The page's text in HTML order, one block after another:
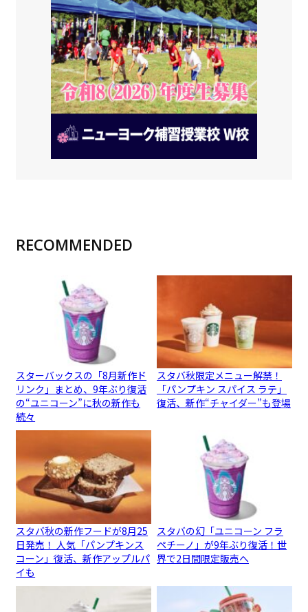
RECOMMENDED
スターバックスの「8月新作ド
リンク」まとめ、9年ぶり復活
の“ユニコーン”に秋の新作も
続々
スタバ秋限定メニュー解禁！
「パンプキン スパイス ラテ」
復活、新作“チャイダー”も登場
スタバ秋の新作フードが8月25
日発売！ 人気「パンプキンス
コーン」復活、新作アップルパ
イも
スタバの幻「ユニコーン フラ
ペチーノ」が9年ぶり復活！世
界で2日間限定販売へ